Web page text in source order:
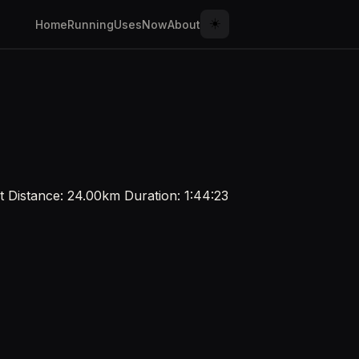
HomeRunningUsesNowAbout ☀️
Distance: 24.00km Duration: 1:44:23